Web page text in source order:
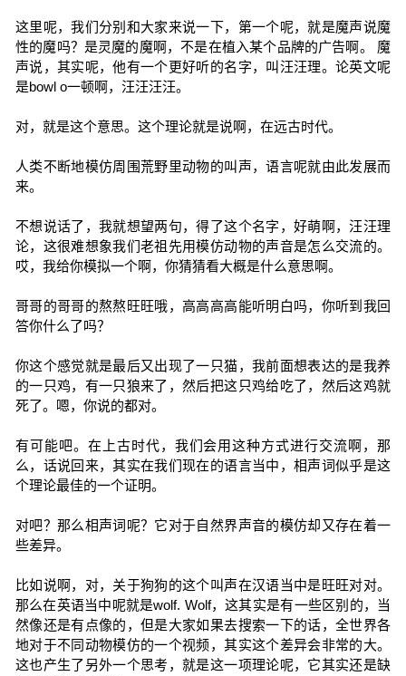
这里呢，我们分别和大家来说一下，第一个呢，就是魔声说魔
性的魔吗？是灵魔的魔啊，不是在植入某个品牌的广告啊。 魔
声说，其实呢，他有一个更好听的名字，叫汪汪理。论英文呢
是bowl o一顿啊，汪汪汪汪。
对，就是这个意思。这个理论就是说啊，在远古时代。
人类不断地模仿周围荒野里动物的叫声，语言呢就由此发展而
来。
不想说话了，我就想望两句，得了这个名字，好萌啊，汪汪理
论，这很难想象我们老祖先用模仿动物的声音是怎么交流的。
哎，我给你模拟一个啊，你猜猜看大概是什么意思啊。
哥哥的哥哥的熬熬旺旺哦，高高高高能听明白吗，你听到我回
答你什么了吗？
你这个感觉就是最后又出现了一只猫，我前面想表达的是我养
的一只鸡，有一只狼来了，然后把这只鸡给吃了，然后这鸡就
死了。嗯，你说的都对。
有可能吧。在上古时代，我们会用这种方式进行交流啊，那
么，话说回来，其实在我们现在的语言当中，相声词似乎是这
个理论最佳的一个证明。
对吧？那么相声词呢？它对于自然界声音的模仿却又存在着一
些差异。
比如说啊，对，关于狗狗的这个叫声在汉语当中是旺旺对对。
那么在英语当中呢就是wolf. Wolf，这其实是有一些区别的，当
然像还是有点像的，但是大家如果去搜索一下的话，全世界各
地对于不同动物模仿的一个视频，其实这个差异会非常的大。
这也产生了另外一个思考，就是这一项理论呢，它其实还是缺